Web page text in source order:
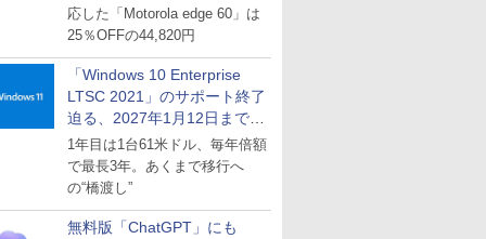
応した「Motorola edge 60」は
25％OFFの44,820円
「Windows 10 Enterprise
LTSC 2021」のサポート終了
迫る、2027年1月12日まで
～ESUは9月1日から販売
1年目は1台61米ドル、毎年倍額
で最長3年。あくまで移行へ
の“橋渡し”
無料版「ChatGPT」にも